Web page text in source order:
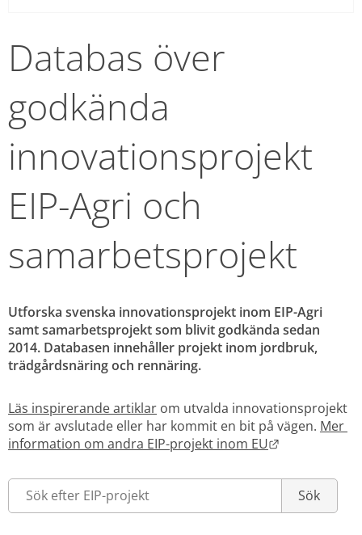
Databas över
godkända
innovationsprojekt
EIP-Agri och
samarbetsprojekt
Utforska svenska innovationsprojekt inom EIP-Agri
samt samarbetsprojekt som blivit godkända sedan
2014. Databasen innehåller projekt inom jordbruk,
trädgårdsnäring och rennäring.
Läs inspirerande artiklar om utvalda innovationsprojekt
som är avslutade eller har kommit en bit på vägen. Mer
information om andra EIP-projekt inom EU